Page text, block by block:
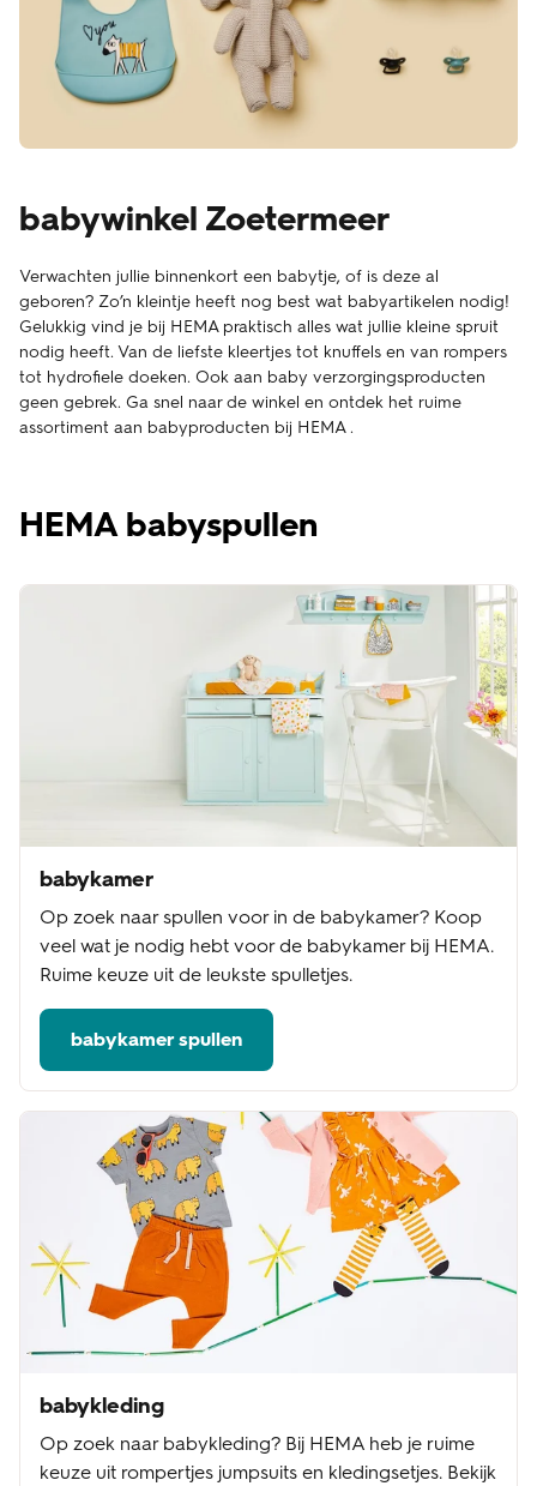
babywinkel Zoetermeer
Verwachten jullie binnenkort een babytje, of is deze al
geboren? Zo’n kleintje heeft nog best wat babyartikelen nodig!
Gelukkig vind je bij HEMA praktisch alles wat jullie kleine spruit
nodig heeft. Van de liefste kleertjes tot knuffels en van rompers
tot hydrofiele doeken. Ook aan baby verzorgingsproducten
geen gebrek. Ga snel naar de winkel en ontdek het ruime
assortiment aan babyproducten bij HEMA .
HEMA babyspullen
babykamer
Op zoek naar spullen voor in de babykamer? Koop
veel wat je nodig hebt voor de babykamer bij HEMA.
Ruime keuze uit de leukste spulletjes.
babykamer spullen
babykleding
Op zoek naar babykleding? Bij HEMA heb je ruime
keuze uit rompertjes jumpsuits en kledingsetjes. Bekijk